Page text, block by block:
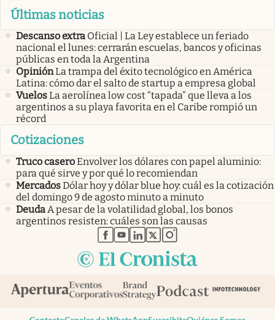
Últimas noticias
Descanso extra Oficial | La Ley establece un feriado
nacional el lunes: cerrarán escuelas, bancos y oficinas
públicas en toda la Argentina
OpiniónLa trampa del éxito tecnológico en América
Latina: cómo dar el salto de startup a empresa global
VuelosLa aerolínea low cost “tapada” que lleva a los
argentinos a su playa favorita en el Caribe rompió un
récord
Cotizaciones
Truco caseroEnvolver los dólares con papel aluminio:
para qué sirve y por qué lo recomiendan
MercadosDólar hoy y dólar blue hoy: cuál es la cotización
del domingo 9 de agosto minuto a minuto
Deuda A pesar de la volatilidad global, los bonos
argentinos resisten: cuáles son las causas
abre en nueva pestaña
abre en nueva pestaña
abre en nueva pestaña
abre en nueva pestaña
abre en nueva pestaña